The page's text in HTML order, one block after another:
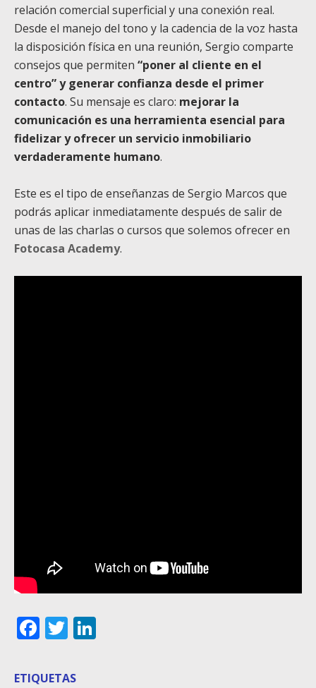
relación comercial superficial y una conexión real.
Desde el manejo del tono y la cadencia de la voz hasta
la disposición física en una reunión, Sergio comparte
consejos que permiten “poner al cliente en el
centro” y generar confianza desde el primer
contacto. Su mensaje es claro: mejorar la
comunicación es una herramienta esencial para
fidelizar y ofrecer un servicio inmobiliario
verdaderamente humano.
Este es el tipo de enseñanzas de Sergio Marcos que
podrás aplicar inmediatamente después de salir de
unas de las charlas o cursos que solemos ofrecer en
Fotocasa Academy.
Facebook
Twitter
ETIQUETAS